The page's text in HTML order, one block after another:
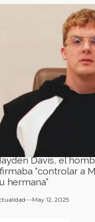
Davis, el
“controlar a
hermana”
May 12, 2025